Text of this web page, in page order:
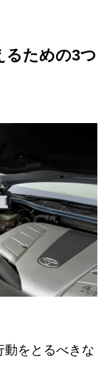
るための3つ
動をとるべきな